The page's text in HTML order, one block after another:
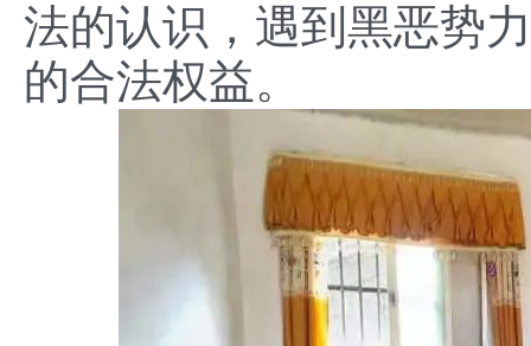
法的认识，遇到黑恶势
的合法权益。